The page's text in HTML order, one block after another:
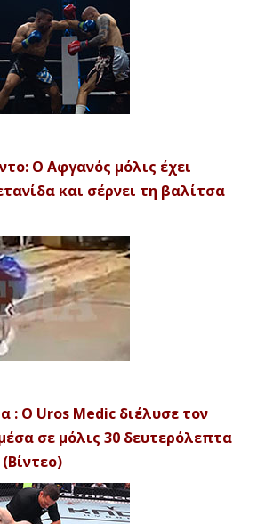
Ο Αφγανός μόλις έχει
και σέρνει τη βαλίτσα
: Ο Uros Medic διέλυσε τον
σε μόλις 30 δευτερόλεπτα